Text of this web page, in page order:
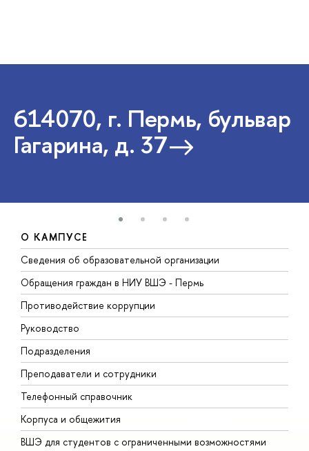
614070, г. Пермь, бульвар
Гагарина, д. 37
О КАМПУСЕ
Сведения об образовательной организации
Обращения граждан в НИУ ВШЭ - Пермь
Противодействие коррупции
Руководство
Подразделения
Преподаватели и сотрудники
Телефонный справочник
Корпуса и общежития
ВШЭ для студентов с ограниченными возможностями